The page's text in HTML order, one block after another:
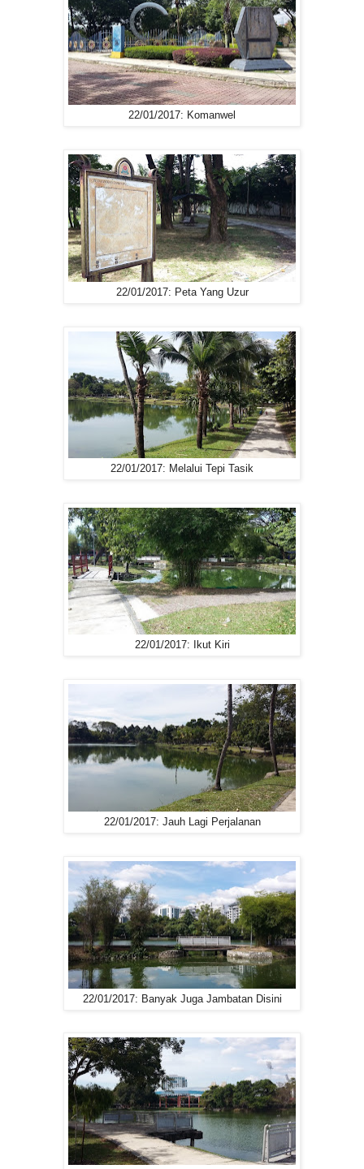
22/01/2017: Komanwel
22/01/2017: Peta Yang Uzur
22/01/2017: Melalui Tepi Tasik
22/01/2017: Ikut Kiri
22/01/2017: Jauh Lagi Perjalanan
22/01/2017: Banyak Juga Jambatan Disini